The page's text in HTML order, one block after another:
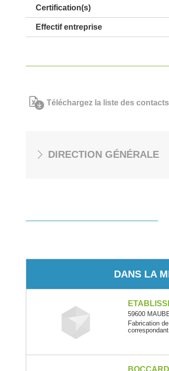
Certification(s)
Effectif entreprise
Téléchargez la liste des contacts
DIRECTION GÉNÉRALE
DANS LA
59600
Fabrication